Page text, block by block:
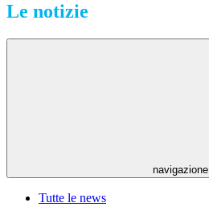
Le notizie
navigazione
Tutte le news